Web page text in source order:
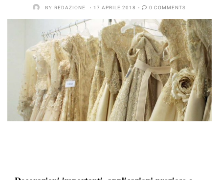
BY REDAZIONE 17 APRILE 2018 0 COMMENTS